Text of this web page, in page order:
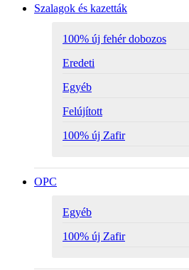
Szalagok és kazetták
100% új fehér dobozos
Eredeti
Egyéb
Felújított
100% új Zafir
OPC
Egyéb
100% új Zafir